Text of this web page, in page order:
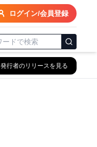
ログイン/会員登録
発行者のリリースを見る